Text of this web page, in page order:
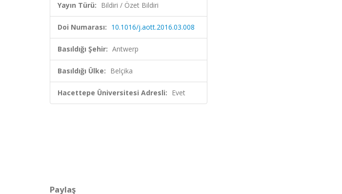
Yayın Türü: Bildiri / Özet Bildiri
Doi Numarası: 10.1016/j.aott.2016.03.008
Basıldığı Şehir: Antwerp
Basıldığı Ülke: Belçika
Hacettepe Üniversitesi Adresli: Evet
Paylaş